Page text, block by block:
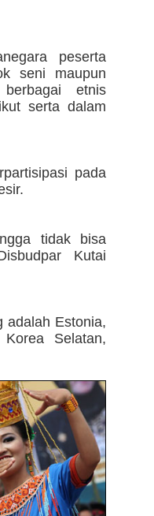
peserta
seni maupun
etnis
serta dalam
pada
tidak bisa
Kutai
adalah Estonia,
Selatan,